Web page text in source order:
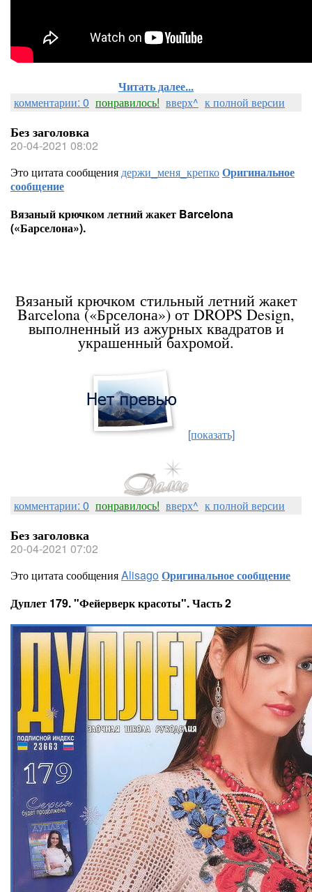
Читать далее...
комментарии: 0 понравилось! вверх^ к полной версии
Без заголовка
20-04-2021 08:02
Это цитата сообщениядержи_меня_крепкоОригинальное
сообщение
Вязаный крючком летний жакет Barcelona
(«Барселона»).
Вязаный крючком стильный летний жакет
Barcelona («Брселона») от DROPS Design,
выполненный из ажурных квадратов и
украшенный бахромой.
[показать]
комментарии: 0 понравилось! вверх^ к полной версии
Без заголовка
20-04-2021 07:02
Это цитата сообщенияAlisagoОригинальное сообщение
Дуплет 179. "Фейерверк красоты". Часть 2